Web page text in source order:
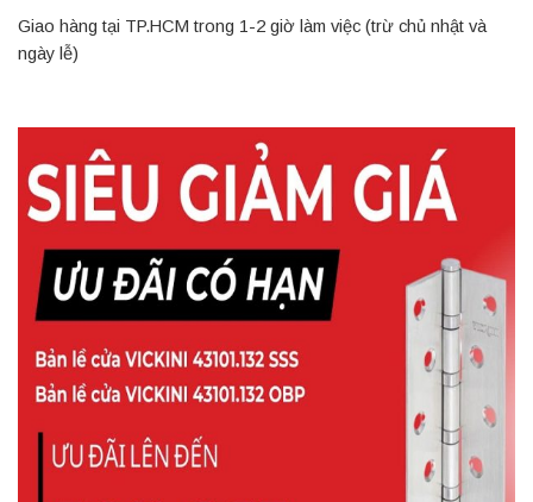
Giao hàng tại TP.HCM trong 1-2 giờ làm việc (trừ chủ nhật và
ngày lễ)